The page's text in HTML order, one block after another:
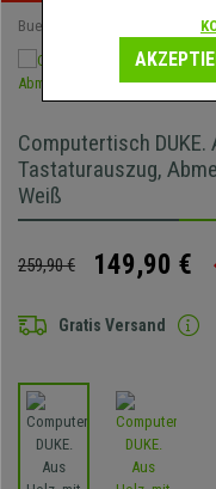
Buerostuhlpro
Computertisch
Tastaturauszug,
Weiß
259,90 € 149,90 €
Gratis Versand